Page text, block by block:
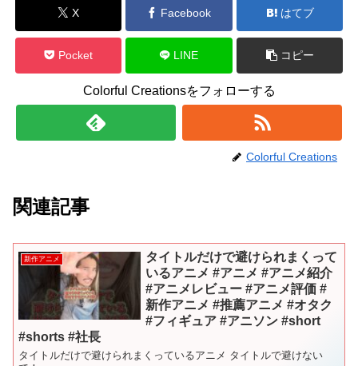
X Facebook はてブ
Pocket LINE コピー
Colorful Creationsをフォローする
Colorful Creations
関連記事
新作アニメ
タイトルだけで避けられまくって
いるアニメ #アニメ #アニメ紹介
#アニメレビュー #アニメ評価 #
新作アニメ #推薦アニメ #オタク
#フィギュア #アニソン #short
#shorts #社長
タイトルだけで避けられまくっているアニメ タイトルで避けない